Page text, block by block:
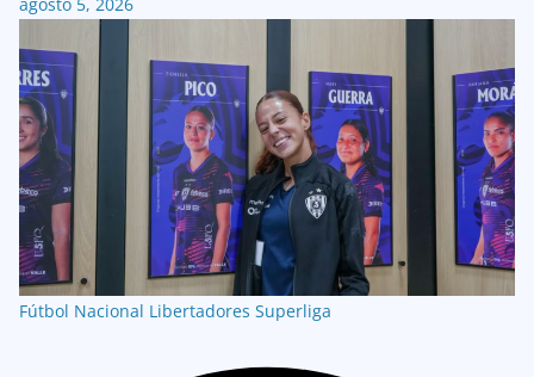
Fútbol Nacional Libertadores Superliga